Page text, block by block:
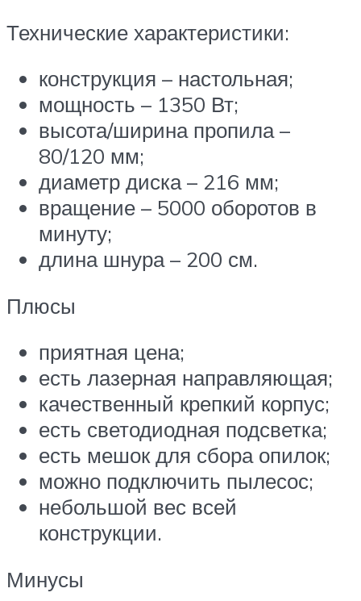
Технические характеристики:
конструкция – настольная;
мощность – 1350 Вт;
высота/ширина пропила –
80/120 мм;
диаметр диска – 216 мм;
вращение – 5000 оборотов в
минуту;
длина шнура – 200 см.
Плюсы
приятная цена;
есть лазерная направляющая;
качественный крепкий корпус;
есть светодиодная подсветка;
есть мешок для сбора опилок;
можно подключить пылесос;
небольшой вес всей
конструкции.
Минусы